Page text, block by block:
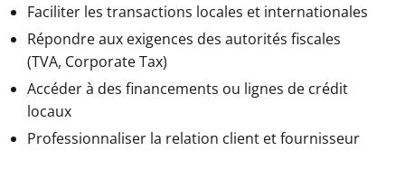
Faciliter les transactions locales et internationales
Répondre aux exigences des autorités fiscales
(TVA, Corporate Tax)
Accéder à des financements ou lignes de crédit
locaux
Professionnaliser la relation client et fournisseur